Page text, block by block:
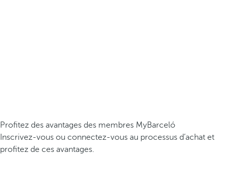
Profitez des avantages des membres MyBarceló
Inscrivez-vous ou connectez-vous au processus d’achat et
profitez de ces avantages.